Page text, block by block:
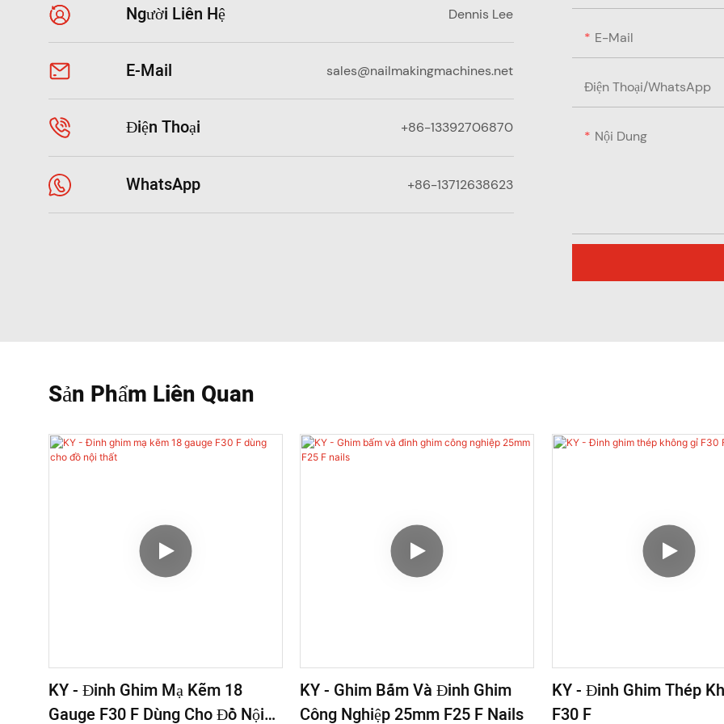
Người Liên Hệ Dennis Lee
E-Mail sales@nailmakingmachines.net
Điện Thoại +86-13392706870
WhatsApp +86-13712638623
E-Mail
Điện Thoại/WhatsApp
Nội Dung
Sản Phẩm Liên Quan
KY - Đinh Ghim Mạ Kẽm 18
Gauge F30 F Dùng Cho Đồ Nội
KY - Ghim Bấm Và Đinh Ghim
Công Nghiệp 25mm F25 F Nails
KY - Đinh Ghim Thép
F30 F